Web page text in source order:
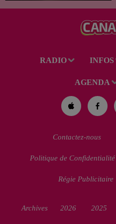
RADIO INFOS
AGENDA
Contactez-nous
Politique de Confidentialité
Régie Publicitaire
Archives 2026 2025